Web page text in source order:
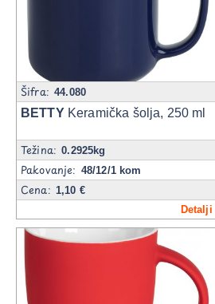
Šifra:44.080
BETTYKeramička šolja, 250 ml
Težina:0.2925kg
Pakovanje: 48/12/1 kom
Cena: 1,10 €
Detalji